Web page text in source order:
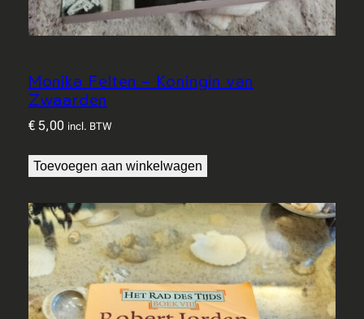
Monika Felten – Koningin van
Zwaarden
€5,00 incl. BTW
Toevoegen aan winkelwagen